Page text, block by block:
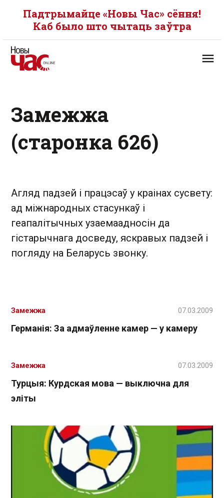
Падтрымайце «Новы Час» сёння!
Каб было што чытаць заўтра
Замежжа
(старонка 626)
Агляд падзей і працэсаў у краінах сусвету:
ад міжнародных стасункаў і
геапалітычных узаемаадносін да
гістарычнага досведу, яскравых падзей і
погляду на Беларусь звонку.
Германія: За адмаўленне камер — у камеру
Замежжа 07.03.2009
Турцыя: Курдская мова — выключна для
эліты
Замежжа 07.03.2009